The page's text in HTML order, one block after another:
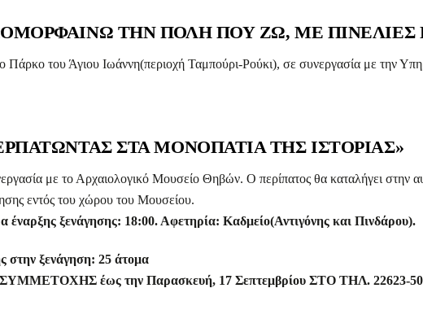
ΤΗΝ ΠΟΛΗ ΠΟΥ ΖΩ, ΜΕ ΠΙΝΕΛΙΕΣ
του Άγιου Ιωάννη(περιοχή Ταμπούρι-Ρούκι), σε συνεργασία με την
ΣΤΑ ΜΟΝΟΠΑΤΙΑ ΤΗΣ ΙΣΤΟΡΙΑΣ»
με το Αρχαιολογικό Μουσείο Θηβών. Ο περίπατος θα καταλήγει στην
εντός του χώρου του Μουσείου.
ξενάγησης: 18:00. Αφετηρία: Καδμείο(Αντιγόνης και Πινδάρου).
στην ξενάγηση: 25 άτομα
έως την Παρασκευή, 17 Σεπτεμβρίου ΣΤΟ ΤΗΛ. 22623-